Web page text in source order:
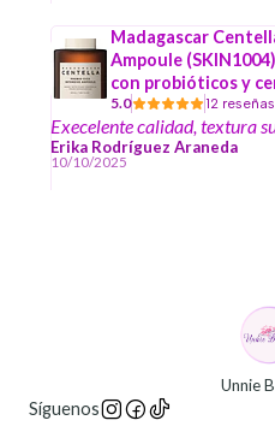
con la hidratación, es fácil de
no deja grasosa la piel,
ningún efecto adverso, sólo
Madagascar
Ampoule
con probióticos y
5.0 12 reseñas
Execelente calidad, textura
Erika Rodríguez Araneda
10/10/2025
Unnie
Síguenos